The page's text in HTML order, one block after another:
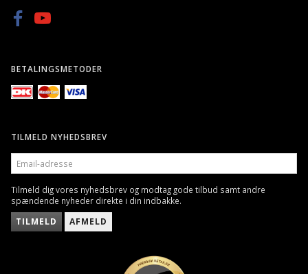
BETALINGSMETODER
TILMELD NYHEDSBREV
EMAIL-
ADRESSE
Tilmeld dig vores nyhedsbrev og modtag gode tilbud samt andre
spændende nyheder direkte i din indbakke.
TILMELD AFMELD